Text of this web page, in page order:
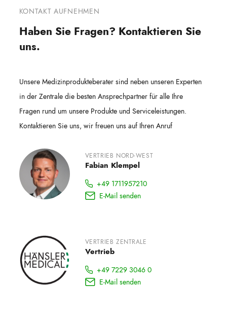
KONTAKT AUFNEHMEN
Haben Sie Fragen? Kontaktieren Sie
uns.
Unsere Medizinprodukteberater sind neben unseren Experten
in der Zentrale die besten Ansprechpartner für alle Ihre
Fragen rund um unsere Produkte und Serviceleistungen.
Kontaktieren Sie uns, wir freuen uns auf Ihren Anruf
VERTRIEB NORD-WEST
Fabian Klempel
+49 1711957210
E-Mail senden
VERTRIEB ZENTRALE
Vertrieb
+49 7229 3046 0
E-Mail senden